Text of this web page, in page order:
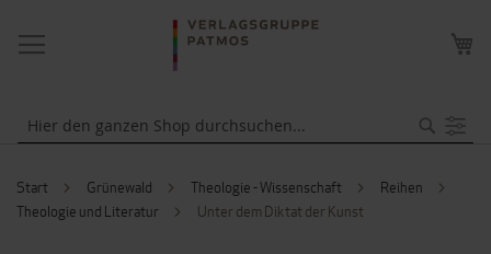
NAVIGATION
UMSCHALTEN
Start Grünewald Theologie - Wissenschaft
Reihen
Theologie und Literatur
Unter dem Diktat der Kunst